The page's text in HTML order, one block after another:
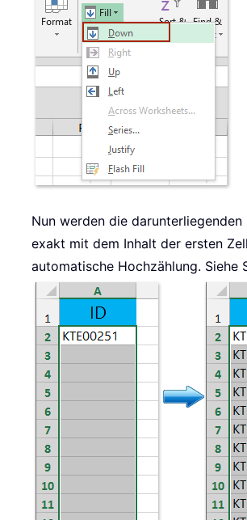
Nun werden die darunterliegenden
exakt mit dem Inhalt der ersten
automatische Hochzählung. Siehe